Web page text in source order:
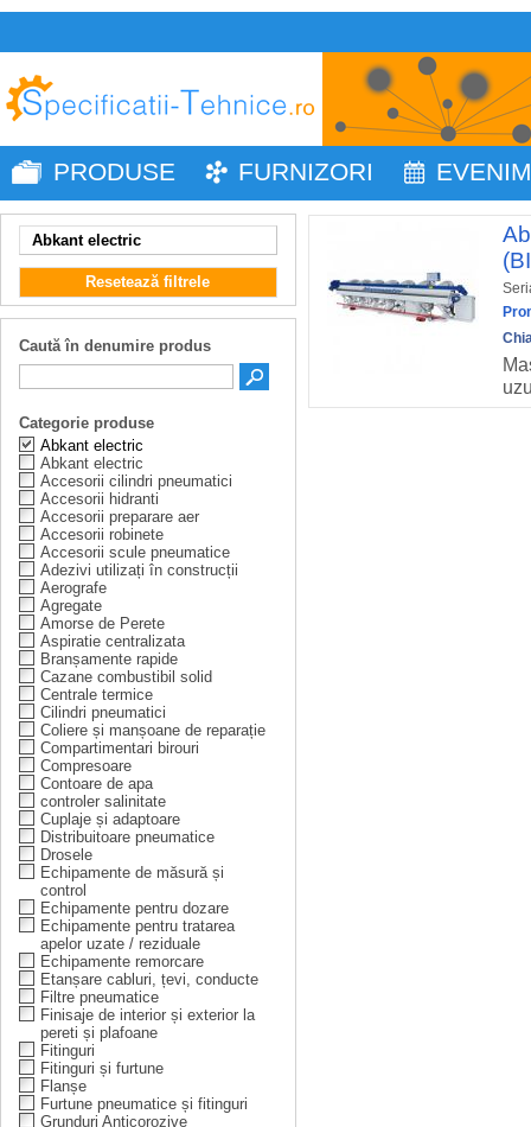
PRODUSE FURNIZORI
Abkant electric
Resetează filtrele
Caută în denumire produs
Categorie produse
Abkant electric
Abkant electric
Accesorii cilindri pneumatici
Accesorii hidranti
Accesorii preparare aer
Accesorii robinete
Accesorii scule pneumatice
Adezivi utilizați în construcții
Aerografe
Agregate
Amorse de Perete
Aspiratie centralizata
Branșamente rapide
Cazane combustibil solid
Centrale termice
Cilindri pneumatici
Coliere și manșoane de reparație
Compartimentari birouri
Compresoare
Contoare de apa
controler salinitate
Cuplaje și adaptoare
Distribuitoare pneumatice
Drosele
Echipamente de măsură și
control
Echipamente pentru dozare
Echipamente pentru tratarea
apelor uzate / reziduale
Echipamente remorcare
Etanșare cabluri, țevi, conducte
Filtre pneumatice
Finisaje de interior și exterior la
pereti și plafoane
Fitinguri
Fitinguri și furtune
Flanșe
Furtune pneumatice și fitinguri
Grunduri Anticorozive